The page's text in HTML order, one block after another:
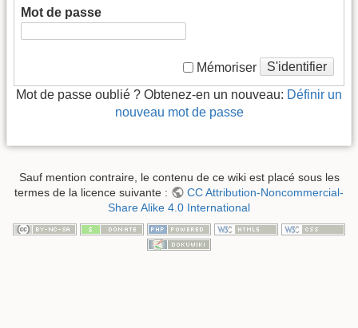
Mot de passe
Mémoriser S'identifier
Mot de passe oublié ? Obtenez-en un nouveau: Définir un
nouveau mot de passe
Sauf mention contraire, le contenu de ce wiki est placé sous les
termes de la licence suivante :
CC Attribution-Noncommercial-
Share Alike 4.0 International